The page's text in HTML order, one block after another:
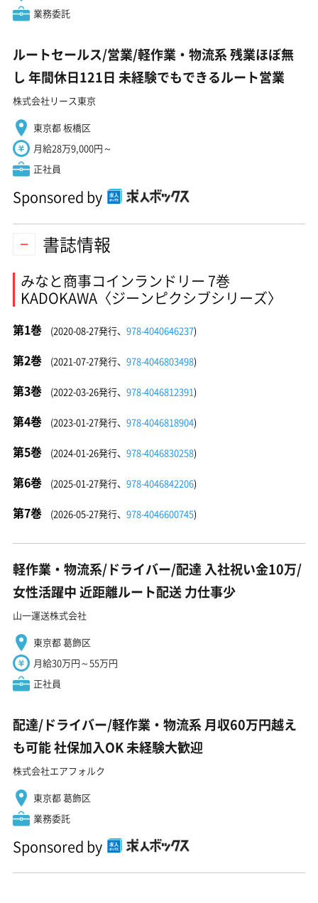
業務委託
ルートセールス/営業/軽作業・物流系 残業ほぼ無
し 年間休日121日 未経験でもできるルート営業
株式会社リース東京
東京都 板橋区
月給28万9,000円～
正社員
Sponsored by
書誌情報
みなと商事コインランドリー 7巻
KADOKAWA〈ジーンピクシブシリーズ〉
第1巻 (2020-08-27発行、 978-4040646237)
第2巻 (2021-07-27発行、 978-4046803498)
第3巻 (2022-03-26発行、 978-4046812391)
第4巻 (2023-01-27発行、 978-4046818904)
第5巻 (2024-01-26発行、 978-4046830258)
第6巻 (2025-01-27発行、 978-4046842206)
第7巻 (2026-05-27発行、 978-4046600745)
軽作業・物流系/ドライバー/配達 入社祝い金10万/
女性活躍中 近距離ルート配送 力仕事少
山一運送株式会社
東京都 葛飾区
月給30万円～55万円
正社員
配達/ドライバー/軽作業・物流系 月収60万円越え
も可能 社保加入OK 未経験大歓迎
株式会社エアフォルク
東京都 葛飾区
業務委託
Sponsored by